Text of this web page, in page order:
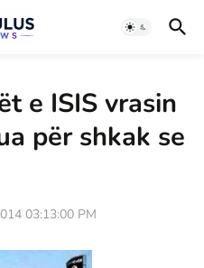
e ISIS vrasin
për shkak se
03:13:00 PM